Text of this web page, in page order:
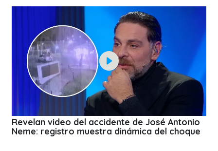
Revelan video del accidente de José Antonio
Neme: registro muestra dinámica del choque